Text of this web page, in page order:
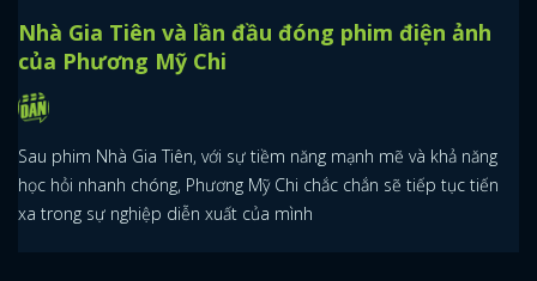
Nhà Gia Tiên và lần đầu đóng phim điện ảnh
của Phương Mỹ Chi
Sau phim Nhà Gia Tiên, với sự tiềm năng mạnh mẽ và khả năng
học hỏi nhanh chóng, Phương Mỹ Chi chắc chắn sẽ tiếp tục tiến
xa trong sự nghiệp diễn xuất của mình